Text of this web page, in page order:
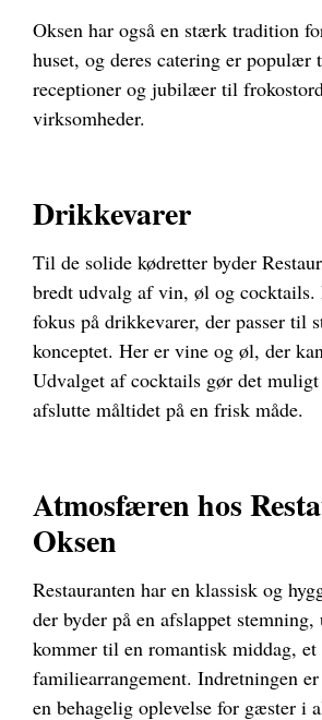
Oksen har også en stærk tradition
huset, og deres catering er
receptioner og jubilæer til
virksomheder.
Drikkevarer
Til de solide kødretter byder
bredt udvalg af vin, øl og
fokus på drikkevarer, der passer til
konceptet. Her er vine og øl, der
Udvalget af cocktails gør det
afslutte måltidet på en frisk måde.
Atmosfæren hos
Oksen
Restauranten har en klassisk og
der byder på en afslappet stemning,
kommer til en romantisk middag, et
familiearrangement. Indretningen
en behagelig oplevelse for gæster i